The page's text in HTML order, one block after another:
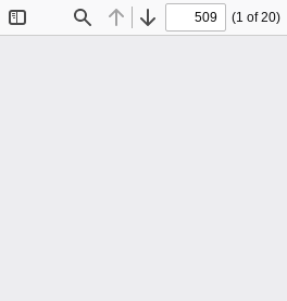
Find Previous
Next
(1 of 20)